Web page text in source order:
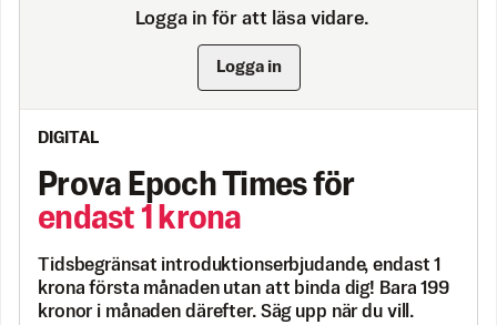
Logga in för att läsa vidare.
Logga in
DIGITAL
Prova Epoch Times för
endast 1 krona
Tidsbegränsat introduktionserbjudande, endast 1
krona första månaden utan att binda dig! Bara 199
kronor i månaden därefter. Säg upp när du vill.